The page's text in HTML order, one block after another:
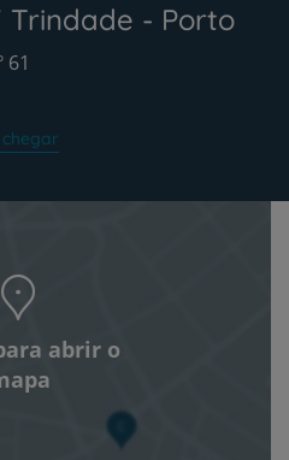
Trindade - Porto
61
chegar
abrir o